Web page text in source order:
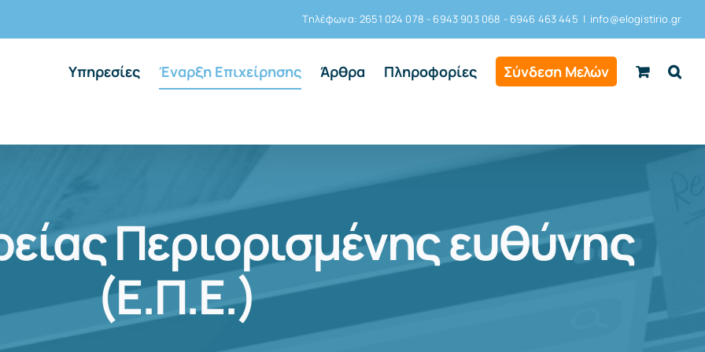
Τηλέφωνα: 2651 024 078 - 6943 903 068 - 6946 463 445 | info@elogistirio.gr
Υπηρεσίες Έναρξη Επιχείρησης Άρθρα Πληροφορίες Σύνδεση Μελών
Περιορισμένης ευθύνης
(Ε.Π.E.)